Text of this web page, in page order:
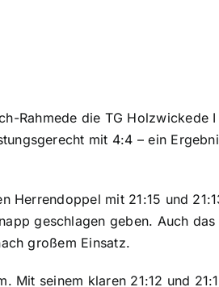
Rahmede die TG Holzwickede
mit 4:4 – ein
Herrendoppel mit 21:15 und
geschlagen geben. Auch
großem Einsatz.
Mit seinem klaren 21:12 und